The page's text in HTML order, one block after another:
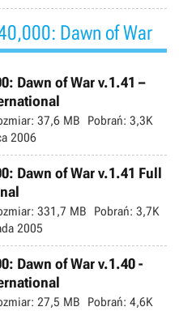
Dawn of War
Dawn of War v.1.41 –
37,6 MB Pobrań: 3,3K
2006
Dawn of War v.1.41 Full
331,7 MB Pobrań: 3,7K
2005
Dawn of War v.1.40 -
27,5 MB Pobrań: 4,6K